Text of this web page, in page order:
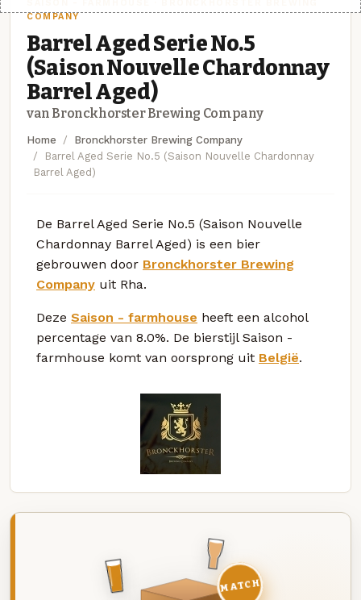
COMPANY
Barrel Aged Serie No.5
(Saison Nouvelle Chardonnay
Barrel Aged)
van Bronckhorster Brewing Company
Home
Bronckhorster Brewing Company
Barrel Aged Serie No.5 (Saison Nouvelle Chardonnay
Barrel Aged)
De Barrel Aged Serie No.5 (Saison Nouvelle
Chardonnay Barrel Aged) is een bier
gebrouwen door Bronckhorster Brewing
Company uit Rha.
Deze Saison - farmhouse heeft een alcohol
percentage van 8.0%. De bierstijl Saison -
farmhouse komt van oorsprong uit België.
MATCH